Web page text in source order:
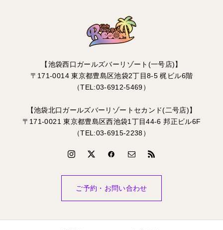
【池袋西口ガールズバーリゾート(一号店)】
〒171-0014 東京都豊島区池袋2丁目8-5 梶ビル6階
（TEL:03-6912-5469）
【池袋北口ガールズバーリゾートセカンド(二号店)】
〒171-0021 東京都豊島区西池袋1丁目44-6 邦正ビル6F
（TEL:03-6915-2238）
ご予約・お問い合わせ